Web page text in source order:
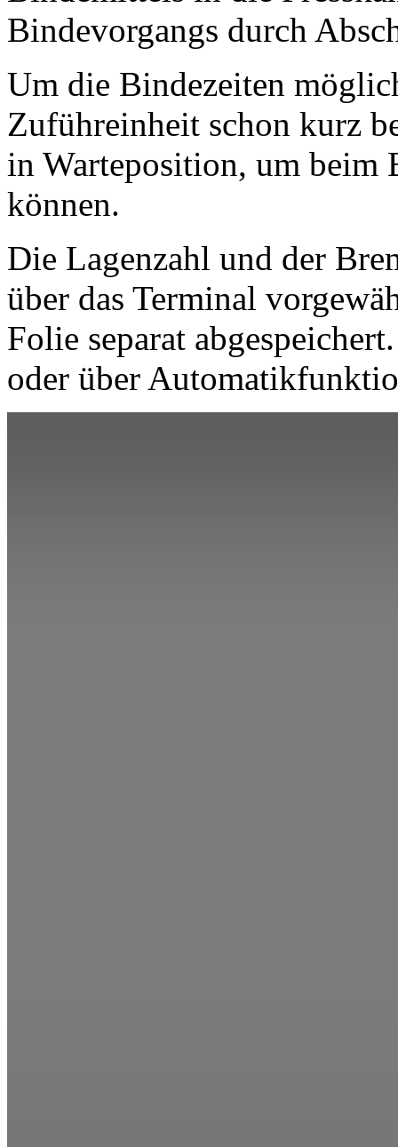
Bindevorgangs durch
Um die Bindezeiten
Zuführeinheit schon kurz
in Warteposition, um beim
können.
Die Lagenzahl und der
über das Terminal
Folie separat
oder über